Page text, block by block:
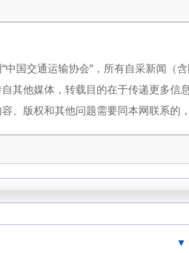
中国交通运输协会”，所有自采新闻（
其他媒体，转载目的在于传递更多信
、版权和其他问题需要同本网联系